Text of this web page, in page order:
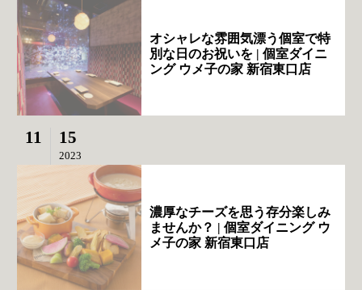
オシャレな雰囲気漂う個室で特
別な日のお祝いを | 個室ダイニ
ング ウメ子の家 新宿東口店
11 15
2023
濃厚なチーズを思う存分楽しみ
ませんか？ | 個室ダイニング ウ
メ子の家 新宿東口店